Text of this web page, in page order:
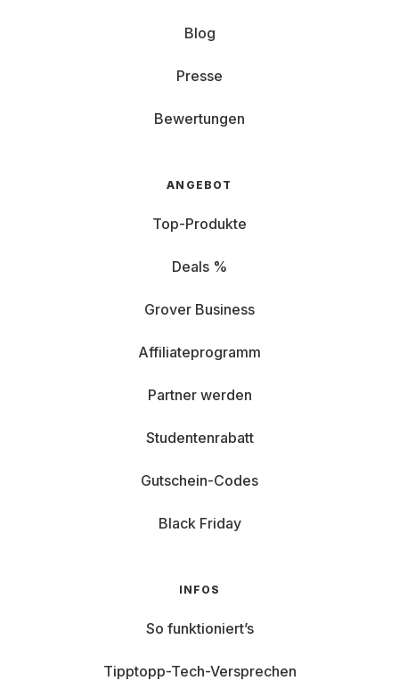
Blog
Presse
Bewertungen
ANGEBOT
Top-Produkte
Deals %
Grover Business
Affiliateprogramm
Partner werden
Studentenrabatt
Gutschein-Codes
Black Friday
INFOS
So funktioniert’s
Tipptopp-Tech-Versprechen